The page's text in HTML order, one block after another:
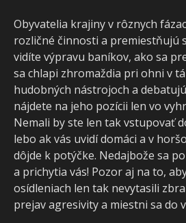
Obyvatelia krajiny v rôznych
rozličné činnosti a premiestňujú
vidíte výpravu baníkov, ako sa
sa chlapi zhromaždia pri ohni v
hudobných nástrojoch a
nájdete na jeho pozícii len vo
Nemali by ste len tak vstupovať
lebo ak vás uvidí domáci a v
dôjde k potýčke. Nedajbože sa
a prichytia vás! Pozor aj na to,
osídleniach len tak nevytasili
prejav agresivity a miestni sa do